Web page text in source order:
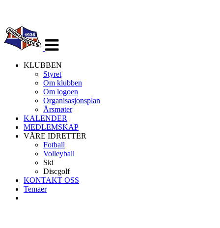
navigasjon
KLUBBEN
Styret
Om klubben
Om logoen
Organisasjonsplan
Årsmøter
KALENDER
MEDLEMSKAP
VÅRE IDRETTER
Fotball
Volleyball
Ski
Discgolf
KONTAKT OSS
Temaer